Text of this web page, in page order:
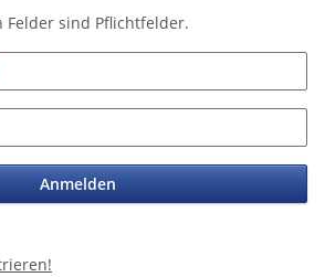
Felder sind Pflichtfelder.
Anmelden